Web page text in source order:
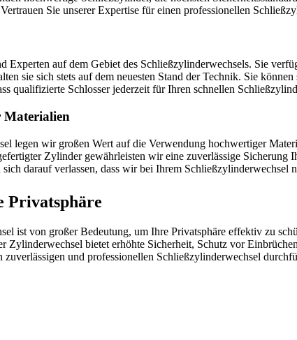
Sie unserer Expertise für einen professionellen
Experten auf dem Gebiet des Schließzylinderwechsels.​ Sie
sie sich stets auf dem neuesten Stand der Technik.​ Sie
qualifizierte Schlosser jederzeit für Ihren schnellen
Materialien
legen wir großen Wert auf die Verwendung hochwertiger
Zylinder gewährleisten wir eine zuverlässige
darauf verlassen, dass wir bei Ihrem Schließzylinderwechsel
Privatsphäre
ist von großer Bedeutung, um Ihre Privatsphäre effektiv zu
Zylinderwechsel bietet erhöhte Sicherheit, Schutz vor
und professionellen Schließzylinderwechsel